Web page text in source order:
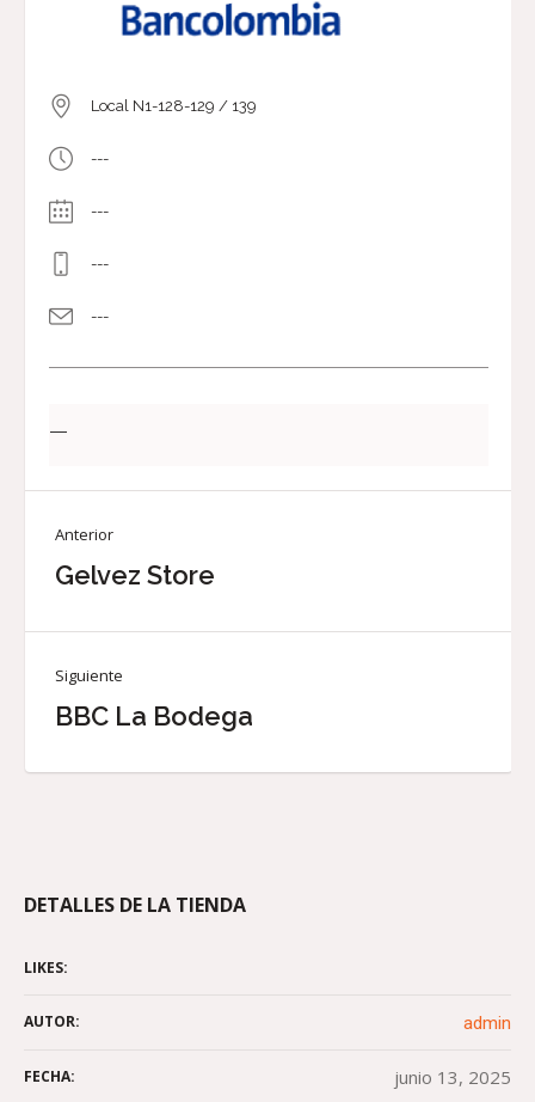
Local N1-128-129 / 139
---
---
---
---
—
Anterior
Gelvez Store
Siguiente
BBC La Bodega
DETALLES DE LA TIENDA
LIKES:
AUTOR: admin
FECHA: junio 13, 2025